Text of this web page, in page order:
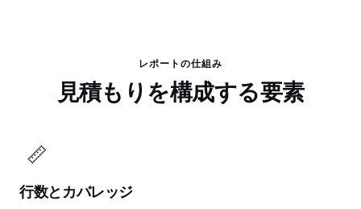
レポートの仕組み
見積もりを構成する要素
📏
行数とカバレッジ